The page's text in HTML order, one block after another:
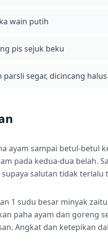
wain putih
pis sejuk beku
parsli segar, dicincang halus
ayam sampai betul-betul
pada kedua-dua belah.
salutan tidak terlalu
1 sudu besar minyak
paha ayam dan goreng
Angkat dan ketepikan